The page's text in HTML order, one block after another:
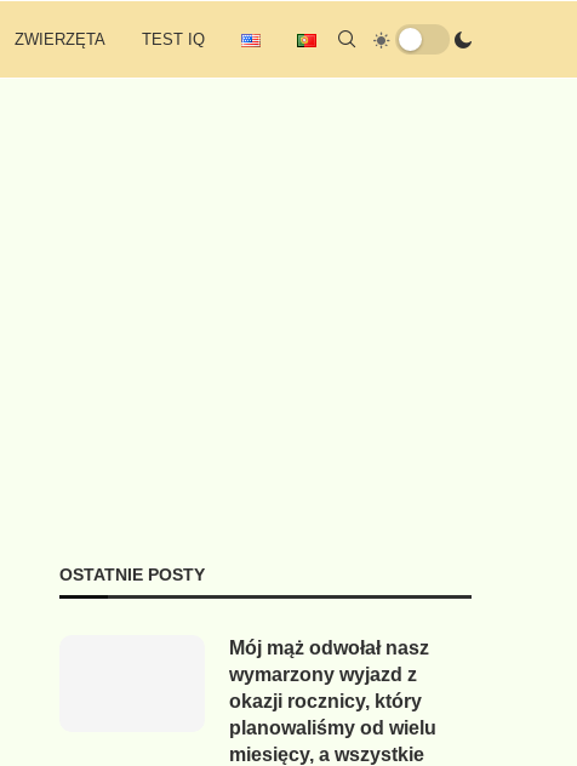
ZWIERZĘTA TEST IQ
OSTATNIE POSTY
Mój mąż odwołał nasz
wymarzony wyjazd z
okazji rocznicy, który
planowaliśmy od wielu
miesięcy, a wszystkie